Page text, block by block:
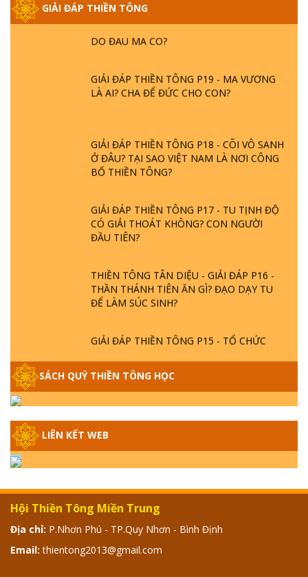
GIẢI ĐÁP THIỀN TÔNG
GIẢI ĐÁP THIỀN TÔNG ĐẶC BIỆT PHẦN 20
- BÁC NGUYỄN NHÂN LÀ AI? PHIỀN NÃO
DO ĐÂU MÀ CÓ?
GIẢI ĐÁP THIỀN TÔNG P19 - MA VƯƠNG
LÀ AI? CHA ĐỂ ĐỨC CHO CON?
GIẢI ĐÁP THIỀN TÔNG P18 - CÕI VÔ SANH
Ở ĐÂU? TẠI SAO VIỆT NAM LÀ NƠI CÔNG
BỐ THIỀN TÔNG?
GIẢI ĐÁP THIỀN TÔNG P17 - TU TỊNH ĐỘ
CÓ GIẢI THOÁT KHÔNG? CON NGƯỜI
ĐẦU TIÊN?
THIỀN TÔNG TÂN DIỆU - GIẢI ĐÁP P16 -
THẦN THÁNH TIÊN ĂN GÌ? ĐẠO DẠY TU
ĐỂ LÀM SÚC SINH?
GIẢI ĐÁP THIỀN TÔNG P15 - TỔ CHỨC
LOÀI CÔ HỒN - GIÁO LÝ ĐẠO PHẬT KHI
NÀO XUẤT BẢN
GIẢI ĐÁP THIỀN TÔNG ĐẶC BIỆT - P13 -
KHÔNG? XÁ LỢI PHẬT THẬT - GIẢ | TTTD
GIẢI ĐÁP THIỀN TÔNG ĐẶC BIỆT - P12 -
SỰ THẬT VỀ ĐẠI HỒNG THỦY? TRỜI ĐÁNH
THÁNH ĐÂM THẦN VẶN HỌNG?
SÁCH QUÝ THIỀN TÔNG HỌC
LIÊN KẾT WEB
Hội Thiền Tông Miền Trung
Địa chỉ: P.Nhơn Phú - TP.Quy Nhơn - Bình Định
Email: thientong2013@gmail.com